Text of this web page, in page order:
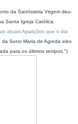
da Santíssima Virgem deu-
Santa Igreja Católica.
atuais Aparições que o dia
da Soror Maria de Agreda eles
para os últimos tempos.")